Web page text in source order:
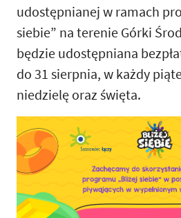
udostępnianej w ramach
siebie” na terenie Górki
będzie udostępniana
do 31 sierpnia, w każdy
niedzielę oraz święta.